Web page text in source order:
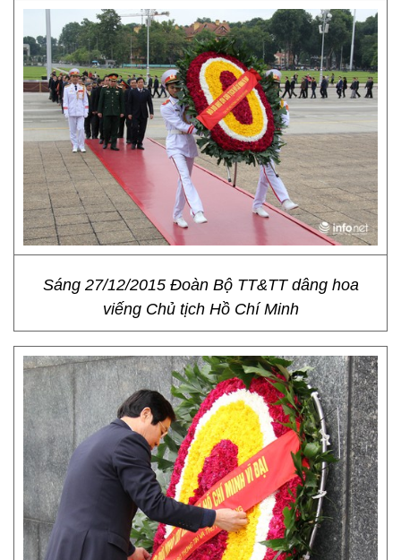
Sáng 27/12/2015 Đoàn Bộ TT&TT dâng hoa
viếng Chủ tịch Hồ Chí Minh